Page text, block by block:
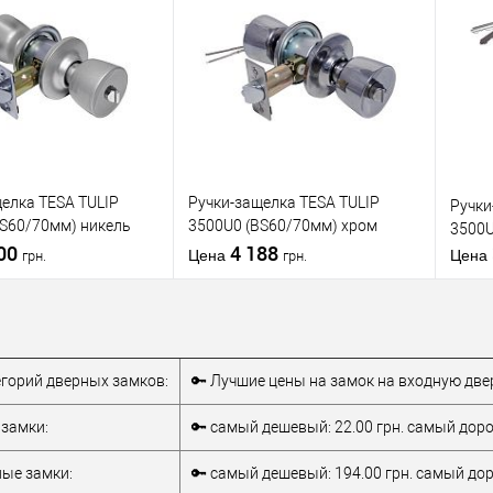
в 1
К
сравнению
для деревянных
дверей
Испания
Купить в 1 клик
К
сравнению
В избранное
Материал дверей
для деревянных
дверей
Страна
производитель
Испания
Страна
TESA TULIP
70мм) никель
грн.
Ручки-защелка TESA TULIP
3500U0 (BS60/70мм) хром
полированный
Цена 4 188 грн.
сравнению
В избранное
Цена
дверных замков: 🔑 Лучшие цены на замок на входную
🔑 самый дешевый: 22.00 грн. самый
замки: 🔑 самый дешевый: 194.00 грн. самый